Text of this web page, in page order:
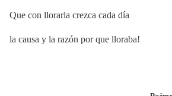
Que con llorarla crezca cada día
la causa y la razón por que lloraba!